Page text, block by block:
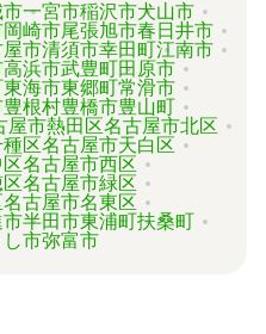
市一宮市稲沢市犬山市
岡崎市尾張旭市春日井市
市清須市幸田町江南市
高浜市武豊町田原市
東海市東郷町常滑市
豊根村豊橋市豊山町
屋市熱田区名古屋市北区
区名古屋市天白区
名古屋市西区
名古屋市緑区
名古屋市名東区
市半田市東浦町扶桑町
市弥富市